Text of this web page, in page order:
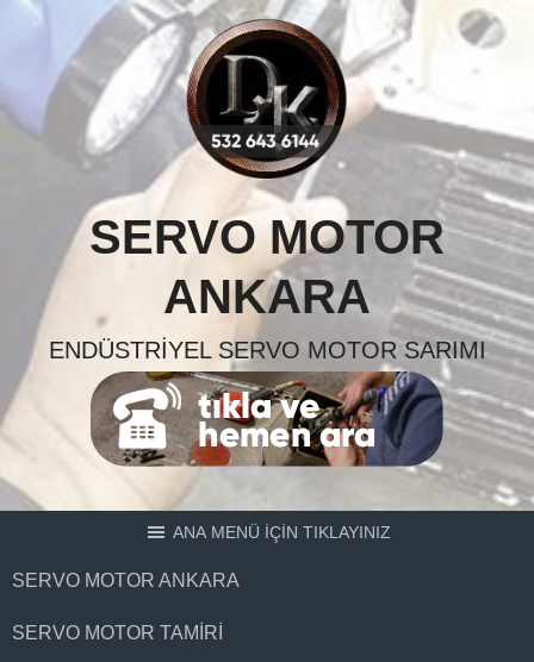
Skip
content
SERVO MOTOR
ANKARA
ENDÜSTRIYEL SERVO MOTOR SARIMI
ANA MENÜ İÇİN TIKLAYINIZ
SERVO MOTOR ANKARA
SERVO MOTOR TAMIRI